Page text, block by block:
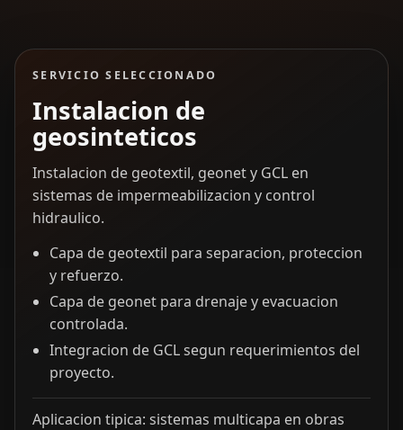
SERVICIO SELECCIONADO
Instalacion de
geosinteticos
Instalacion de geotextil, geonet y GCL en
sistemas de impermeabilizacion y control
hidraulico.
Capa de geotextil para separacion, proteccion
y refuerzo.
Capa de geonet para drenaje y evacuacion
controlada.
Integracion de GCL segun requerimientos del
proyecto.
Aplicacion tipica: sistemas multicapa en obras